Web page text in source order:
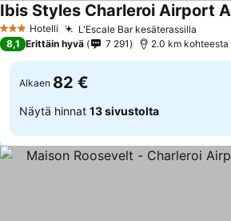
3 Tähtiluokitus
Hotelli L'Escale Bar kesäterassilla
Ibis Styles Charleroi Airport
8,1 Erittäin hyvä 7 291
Alkaen 82 €
Näytä hinnat 13 sivustolta